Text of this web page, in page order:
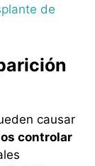
de
causar
controlar